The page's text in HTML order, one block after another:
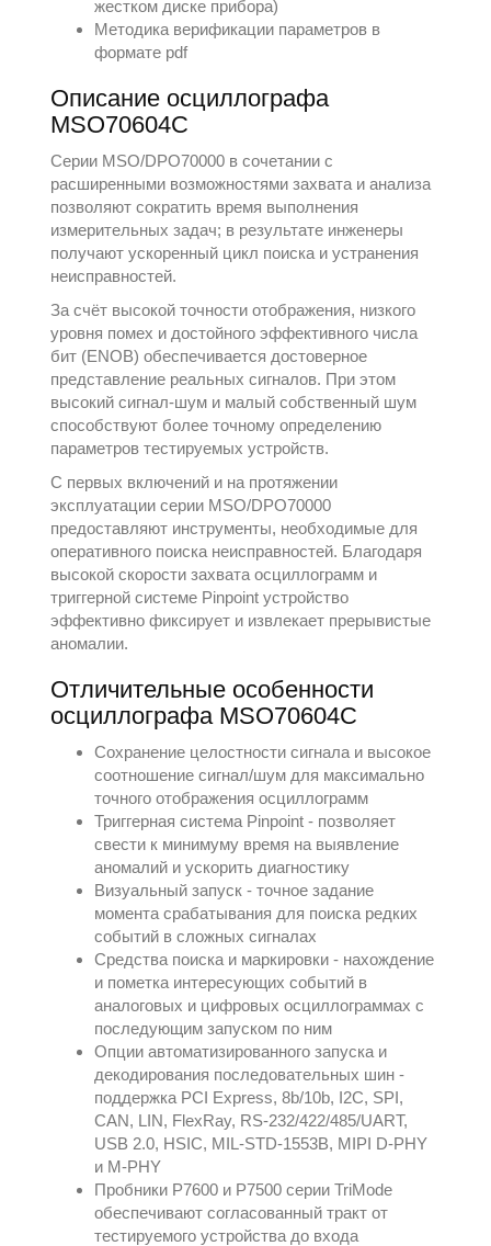
жестком диске прибора)
Методика верификации параметров в
формате pdf
Описание осциллографа
MSO70604C
Серии MSO/DPO70000 в сочетании с
расширенными возможностями захвата и анализа
позволяют сократить время выполнения
измерительных задач; в результате инженеры
получают ускоренный цикл поиска и устранения
неисправностей.
За счёт высокой точности отображения, низкого
уровня помех и достойного эффективного числа
бит (ENOB) обеспечивается достоверное
представление реальных сигналов. При этом
высокий сигнал-шум и малый собственный шум
способствуют более точному определению
параметров тестируемых устройств.
С первых включений и на протяжении
эксплуатации серии MSO/DPO70000
предоставляют инструменты, необходимые для
оперативного поиска неисправностей. Благодаря
высокой скорости захвата осциллограмм и
триггерной системе Pinpoint устройство
эффективно фиксирует и извлекает прерывистые
аномалии.
Отличительные особенности
осциллографа MSO70604C
Сохранение целостности сигнала и высокое
соотношение сигнал/шум для максимально
точного отображения осциллограмм
Триггерная система Pinpoint - позволяет
свести к минимуму время на выявление
аномалий и ускорить диагностику
Визуальный запуск - точное задание
момента срабатывания для поиска редких
событий в сложных сигналах
Средства поиска и маркировки - нахождение
и пометка интересующих событий в
аналоговых и цифровых осциллограммах с
последующим запуском по ним
Опции автоматизированного запуска и
декодирования последовательных шин -
поддержка PCI Express, 8b/10b, I2C, SPI,
CAN, LIN, FlexRay, RS-232/422/485/UART,
USB 2.0, HSIC, MIL-STD-1553B, MIPI D-PHY
и M-PHY
Пробники P7600 и P7500 серии TriMode
обеспечивают согласованный тракт от
тестируемого устройства до входа